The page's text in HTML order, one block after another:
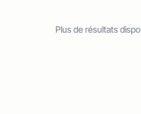
Plus de résultats